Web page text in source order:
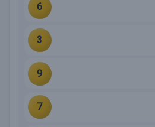
6
3
9
7